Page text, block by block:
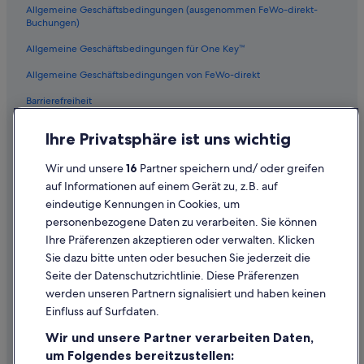
6. Arrondissement: Hotels
Aparthotels in Paris
Hotels mit Klimaanlage in Paris
Lgbtqia-Freundliche in Paris
4-Sterne-Hotels in Quartier Latin
Hotels mit Frühstück in Quartier Latin
Haustierfreundliche in Quartier Latin
Günstige in Quartier Latin
Lgbtqia-Freundliche in Quartier Latin
Business in Paris
Hotels mit Wellnessbereich in Paris
Allgemeine Geschäftsbedingungen (ausgenommen FeWo-direkt-
Buchungen)
Allgemeine Geschäftsbedingungen für One Key™
Allgemeine Geschäftsbedingungen von FeWo-direkt
Barrierefreiheit
Inhaltsrichtlinien und Melden von Inhalten
Hilfe
Hilfe
Flug stornieren
Rückerstattungsdauer
Ihre Privatsphäre ist uns wichtig
Wir und unsere16 Partner speichern und/ oder greifen
auf Informationen auf einem Gerät zu, z.B. auf
eindeutige Kennungen in Cookies, um
personenbezogene Daten zu verarbeiten. Sie können
Ihre Präferenzen akzeptieren oder verwalten. Klicken
Sie dazu bitte unten oder besuchen Sie jederzeit die
Seite der Datenschutzrichtlinie. Diese Präferenzen
werden unseren Partnern signalisiert und haben keinen
Einfluss auf Surfdaten.
Wir und unsere Partner verarbeiten Daten,
um Folgendes bereitzustellen: